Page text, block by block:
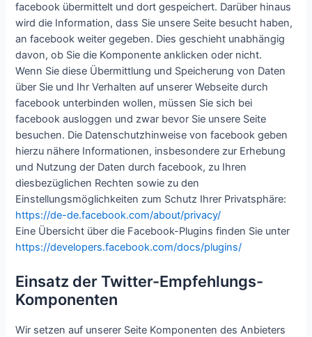
facebook übermittelt und dort gespeichert. Darüber hinaus
wird die Information, dass Sie unsere Seite besucht haben,
an facebook weiter gegeben. Dies geschieht unabhängig
davon, ob Sie die Komponente anklicken oder nicht.
Wenn Sie diese Übermittlung und Speicherung von Daten
über Sie und Ihr Verhalten auf unserer Webseite durch
facebook unterbinden wollen, müssen Sie sich bei
facebook ausloggen und zwar bevor Sie unsere Seite
besuchen. Die Datenschutzhinweise von facebook geben
hierzu nähere Informationen, insbesondere zur Erhebung
und Nutzung der Daten durch facebook, zu Ihren
diesbezüglichen Rechten sowie zu den
Einstellungsmöglichkeiten zum Schutz Ihrer Privatsphäre:
https://de-de.facebook.com/about/privacy/
Eine Übersicht über die Facebook-Plugins finden Sie unter
https://developers.facebook.com/docs/plugins/
Einsatz der Twitter-Empfehlungs-
Komponenten
Wir setzen auf unserer Seite Komponenten des Anbieters